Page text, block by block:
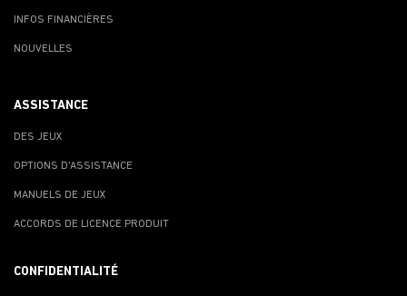
INFOS FINANCIÈRES
NOUVELLES
ASSISTANCE
DES JEUX
OPTIONS D'ASSISTANCE
MANUELS DE JEUX
ACCORDS DE LICENCE PRODUIT
CONFIDENTIALITÉ